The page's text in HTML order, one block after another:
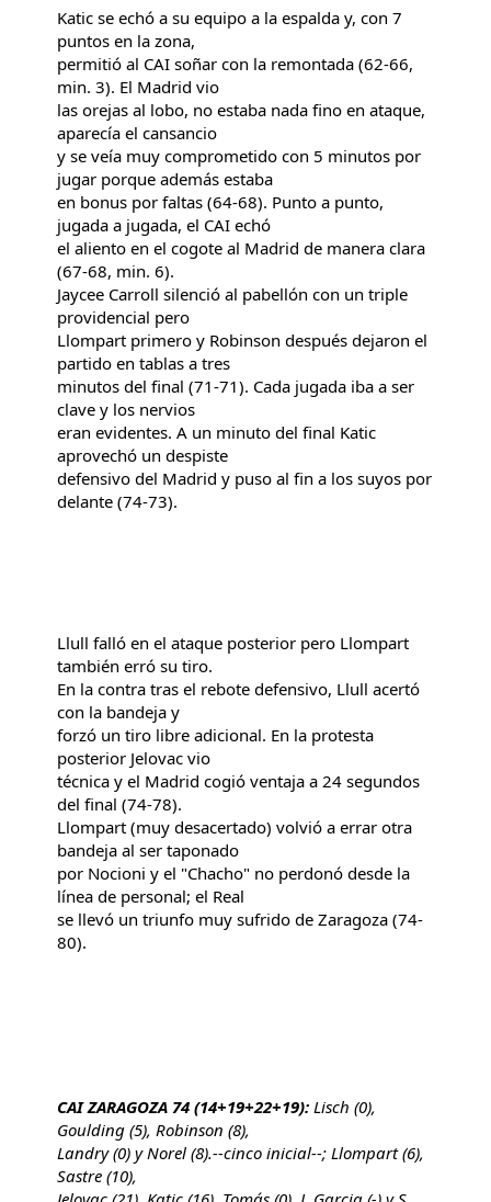
Katic se echó a su equipo a la espalda y, con 7
puntos en la zona,
permitió al CAI soñar con la remontada (62-66,
min. 3). El Madrid vio
las orejas al lobo, no estaba nada fino en ataque,
aparecía el cansancio
y se veía muy comprometido con 5 minutos por
jugar porque además estaba
en bonus por faltas (64-68). Punto a punto,
jugada a jugada, el CAI echó
el aliento en el cogote al Madrid de manera clara
(67-68, min. 6).
Jaycee Carroll silenció al pabellón con un triple
providencial pero
Llompart primero y Robinson después dejaron el
partido en tablas a tres
minutos del final (71-71). Cada jugada iba a ser
clave y los nervios
eran evidentes. A un minuto del final Katic
aprovechó un despiste
defensivo del Madrid y puso al fin a los suyos por
delante (74-73).
Llull falló en el ataque posterior pero Llompart
también erró su tiro.
En la contra tras el rebote defensivo, Llull acertó
con la bandeja y
forzó un tiro libre adicional. En la protesta
posterior Jelovac vio
técnica y el Madrid cogió ventaja a 24 segundos
del final (74-78).
Llompart (muy desacertado) volvió a errar otra
bandeja al ser taponado
por Nocioni y el "Chacho" no perdonó desde la
línea de personal; el Real
se llevó un triunfo muy sufrido de Zaragoza (74-
80).
CAI ZARAGOZA 74 (14+19+22+19):Lisch (0),
Goulding (5), Robinson (8),
Landry (0) y Norel (8).--cinco inicial--; Llompart (6),
Sastre (10),